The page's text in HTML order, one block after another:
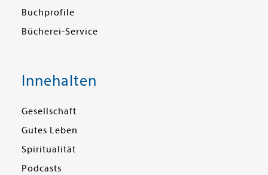
Buchprofile
Bücherei-Service
Innehalten
Gesellschaft
Gutes Leben
Spiritualität
Podcasts